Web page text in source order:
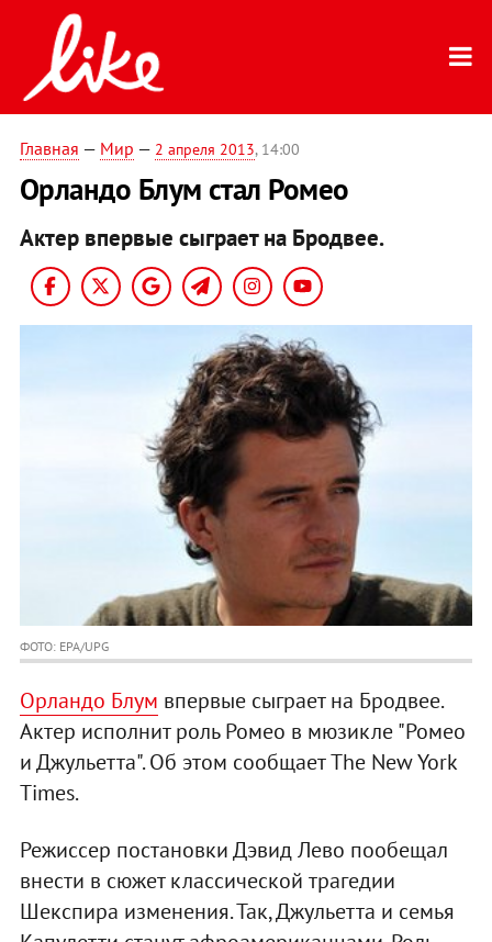
Главная — Мир — 2 апреля 2013, 14:00
Орландо Блум стал Ромео
Актер впервые сыграет на Бродвее.
ФОТО: EPA/UPG
Орландо Блум впервые сыграет на Бродвее.
Актер исполнит роль Ромео в мюзикле "Ромео
и Джульетта". Об этом сообщает The New York
Times.
Режиссер постановки Дэвид Лево пообещал
внести в сюжет классической трагедии
Шекспира изменения. Так, Джульетта и семья